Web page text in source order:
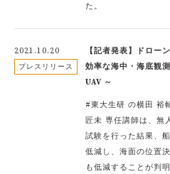
た。
2021.10.20
プレスリリース
【記者発表】ドロー
効率な海中・海底観
UAV ～
#東大生研 の横田 裕
匠未 専任講師は、無
試験を行った結果、
低減し、海面の位置
も低減することが判